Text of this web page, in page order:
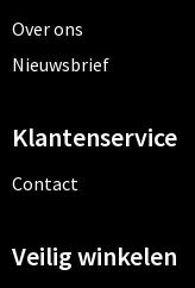
Over ons
Nieuwsbrief
Klantenservice
Contact
Veilig winkelen